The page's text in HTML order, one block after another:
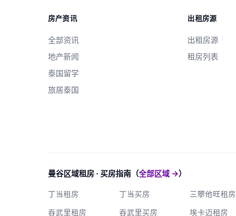
房产资讯
全部资讯
地产新闻
泰国留学
旅居泰国
出租房源
出租房源
租房列表
曼谷区域租房 · 买房指南（全部区域 →）
丁当租房 丁当买房 三攀他旺租房
吞武里租房 吞武里买房 埃卡迈租房